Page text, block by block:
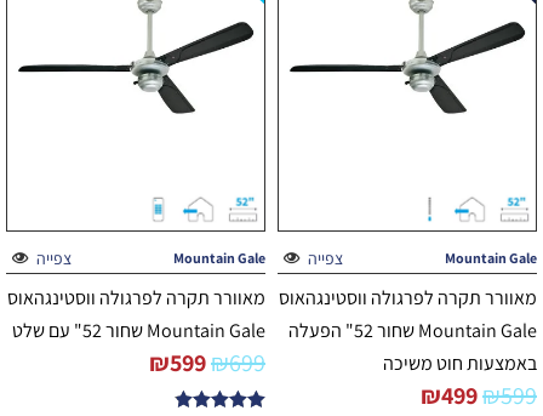
צפייה Mountain Gale
מאוורר תקרה לפרגולה ווסטינגהאוס
Mountain Gale שחור 52" הפעלה
באמצעות חוט משיכה
₪599
₪499
צפייה Mountain Gale
מאוורר תקרה לפרגולה ווסטינגהאוס
Mountain Gale שחור 52" עם שלט
₪699
₪599